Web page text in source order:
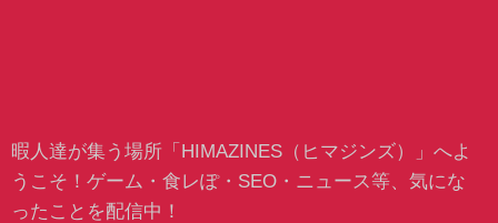
暇人達が集う場所「HIMAZINES（ヒマジンズ）」へよ
うこそ！ゲーム・食レぽ・SEO・ニュース等、気にな
ったことを配信中！